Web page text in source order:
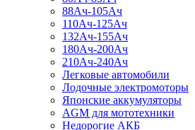
88Ач-105Ач
110Ач-125Ач
132Ач-155Ач
180Ач-200Ач
210Ач-240Ач
Легковые автомобили
Лодочные электромоторы
Японские аккумуляторы
AGM для мототехники
Недорогие АКБ